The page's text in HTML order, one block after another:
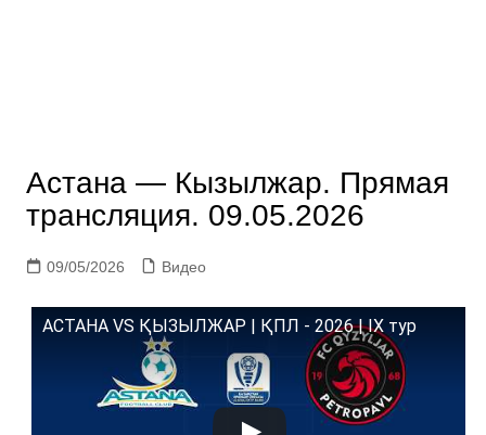
Астана — Кызылжар. Прямая
трансляция. 09.05.2026
09/05/2026 Видео
АСТАНА VS ҚЫЗЫЛЖАР | ҚПЛ - 2026 | IX тур